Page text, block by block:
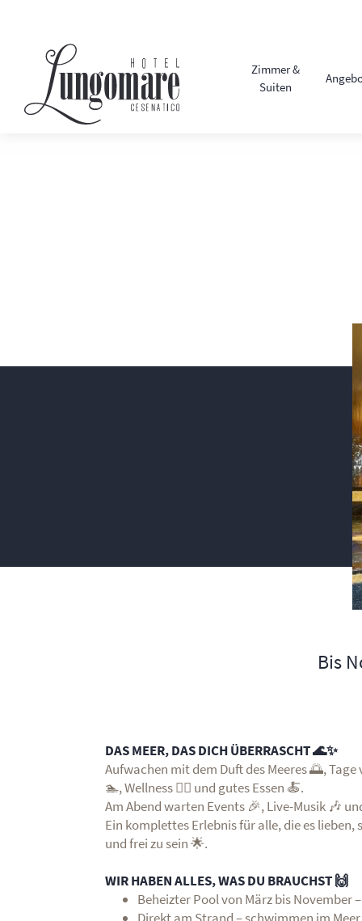
Zimmer &
Suiten
Bis
DAS MEER, DAS DICH ÜBERRASCHT 🌊✨
Aufwachen mit dem Duft des Meeres 🌅,
🏊, Wellness 💆‍♀️ und gutes Essen 🍝.
Am Abend warten Events 🎉, Live-Musik 🎶
Ein komplettes Erlebnis für alle, die es
und frei zu sein 🌟.
WIR HABEN ALLES, WAS DU BRAUCHST 🙌
Beheizter Pool von März bis November